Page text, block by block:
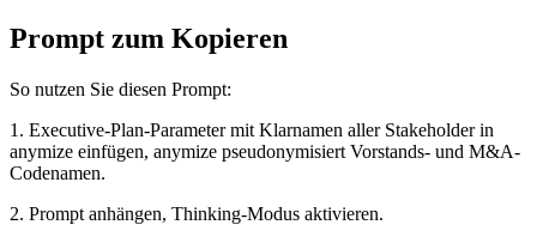
Prompt zum Kopieren
So nutzen Sie diesen Prompt:
1. Executive-Plan-Parameter mit Klarnamen aller Stakeholder in
anymize einfügen, anymize pseudonymisiert Vorstands- und M&A-
Codenamen.
2. Prompt anhängen, Thinking-Modus aktivieren.